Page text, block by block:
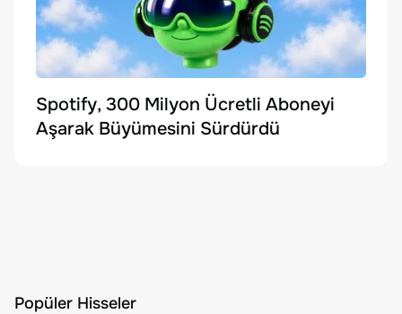
Spotify, 300 Milyon Ücretli Aboneyi
Aşarak Büyümesini Sürdürdü
Popüler Hisseler